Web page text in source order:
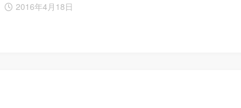
2016年4月18日